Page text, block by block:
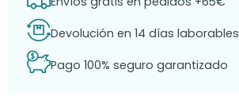
Devolución en 14 días laborables
Pago 100% seguro garantizado